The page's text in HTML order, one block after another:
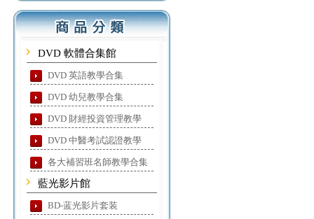
DVD 軟體合集館
DVD 英語教學合集
DVD 幼兒教學合集
DVD 財經投資管理教學
DVD 中醫考試認證教學
各大補習班名師教學合集
藍光影片館
BD-蓝光影片套装